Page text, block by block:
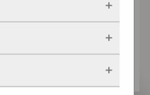
dat de website
altijd actief en
Meestal worden
doet, zoals
of je
Je kunt je browser
vaak onze site
vandaan
zijn. Zo
verbeteren.
voorkeuren.
gegevens.